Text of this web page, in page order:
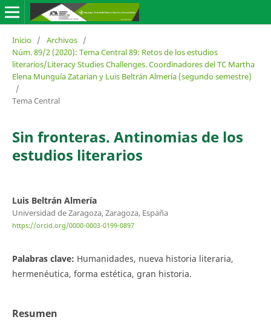
Inicio / Archivos /
Núm. 89/2 (2020): Tema Central 89: Retos de los estudios
literarios/Literacy Studies Challenges. Coordinadores del TC Martha
Elena Munguía Zatarian y Luis Beltrán Almería (segundo semestre)
/
Tema Central
Sin fronteras. Antinomias de los
estudios literarios
Luis Beltrán Almería
Universidad de Zaragoza, Zaragoza, España
https://orcid.org/0000-0003-0199-0897
Palabras clave: Humanidades, nueva historia literaria,
hermenéutica, forma estética, gran historia.
Resumen